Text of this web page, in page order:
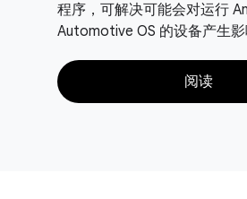
程序，可解决可能会对运行
Automotive OS 的设备产生
阅读